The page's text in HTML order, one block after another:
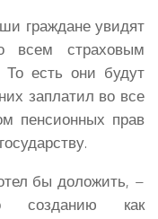
граждане увидят
всем страховым
То есть они будут
заплатил во все
пенсионных прав
бы доложить, –
созданию как